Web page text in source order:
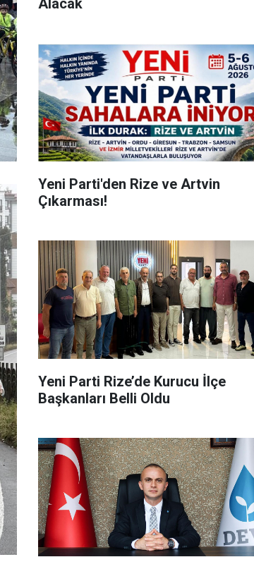
Alacak
Yeni Parti'den Rize ve Artvin
Çıkarması!
Yeni Parti Rize’de Kurucu İlçe
Başkanları Belli Oldu